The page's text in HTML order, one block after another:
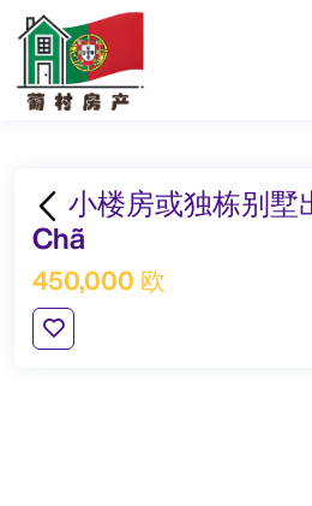
小楼房或独栋别墅
Chã
450,000 欧